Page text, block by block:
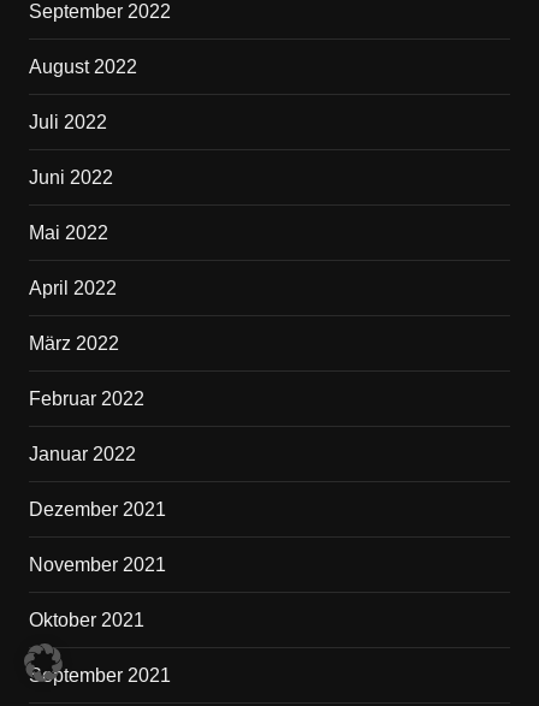
September 2022
August 2022
Juli 2022
Juni 2022
Mai 2022
April 2022
März 2022
Februar 2022
Januar 2022
Dezember 2021
November 2021
Oktober 2021
September 2021